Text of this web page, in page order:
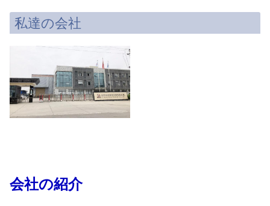
私達の会社
会社の紹介